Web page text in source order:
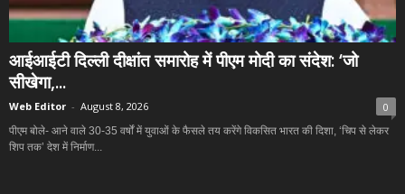
आईआईटी दिल्ली दीक्षांत समारोह में पीएम मोदी का संदेश: ‘जो
सीखेगा,...
Web Editor - August 8, 2026 0
पीएम बोले- आने वाले 30-35 वर्षों में युवाओं के फैसले तय करेंगे विकसित भारत की दिशा, ‘चिप से लेकर
शिप तक’ देश में निर्माण...